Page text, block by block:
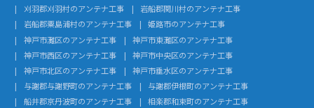
刈羽郡刈羽村のアンテナ工事
岩船郡関川村のアンテナ工事
岩船郡粟島浦村のアンテナ工事
姫路市のアンテナ工事
神戸市灘区のアンテナ工事
神戸市東灘区のアンテナ工事
神戸市西区のアンテナ工事
神戸市中央区のアンテナ工事
神戸市北区のアンテナ工事
神戸市垂水区のアンテナ工事
与謝郡与謝野町のアンテナ工事
与謝郡伊根町のアンテナ工事
船井郡京丹波町のアンテナ工事
相楽郡和束町のアンテナ工事